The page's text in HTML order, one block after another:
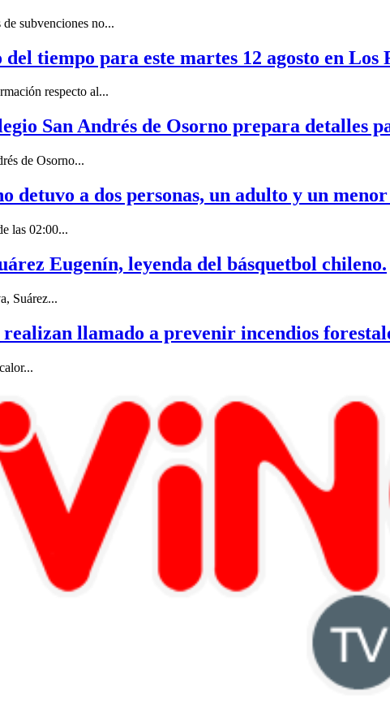
de subvenciones no...
tiempo para este martes 12 agosto en Los
respecto al...
San Andrés de Osorno prepara detalles
de Osorno...
detuvo a dos personas, un adulto y un menor
las 02:00...
Eugenín, leyenda del básquetbol chileno.
Suárez...
llamado a prevenir incendios